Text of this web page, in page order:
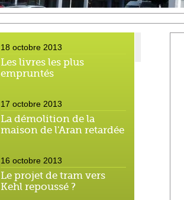
18 octobre 2013
Les livres les plus
empruntés
17 octobre 2013
La démolition de la
maison de l'Aran retardée
16 octobre 2013
Le projet de tram vers
Kehl repoussé ?